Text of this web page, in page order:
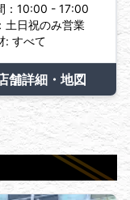
：10:00 - 17:00
土日祝のみ営業
: すべて
舗詳細・地図